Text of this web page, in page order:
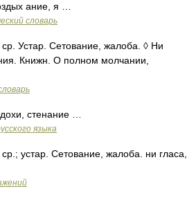
ание, я …
словарь
Устар. Сетование, жалоба. ◊ Ни
Книжн. О полном молчании,
стенание …
языка
устар. Сетование, жалоба. ни гласа,